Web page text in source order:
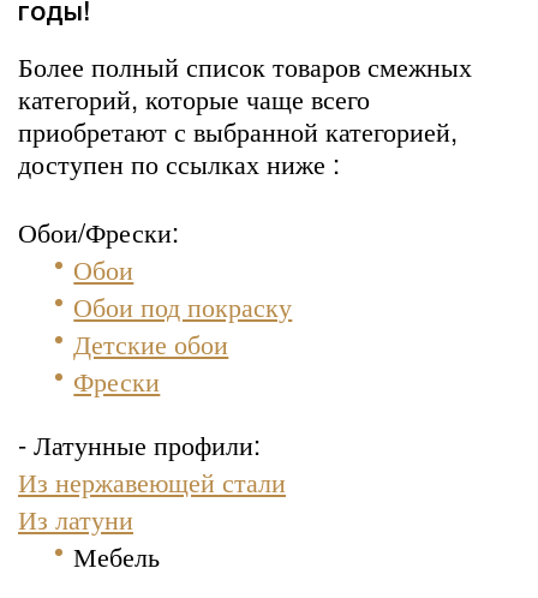
годы!
Более полный список товаров смежных
категорий, которые чаще всего
приобретают с выбранной категорией,
доступен по ссылках ниже :
Обои/Фрески:
Обои
Обои под покраску
Детские обои
Фрески
- Латунные профили:
Из нержавеющей стали
Из латуни
Мебель